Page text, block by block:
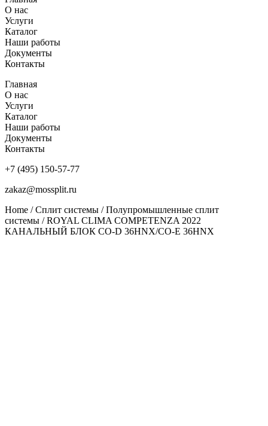
О нас
Услуги
Каталог
Наши работы
Документы
Контакты
Главная
О нас
Услуги
Каталог
Наши работы
Документы
Контакты
+7 (495) 150-57-77
zakaz@mossplit.ru
Home /Сплит системы /Полупромышленные сплит
системы / ROYAL CLIMA COMPETENZA 2022
КАНАЛЬНЫЙ БЛОК CO-D 36HNX/CO-E 36HNX